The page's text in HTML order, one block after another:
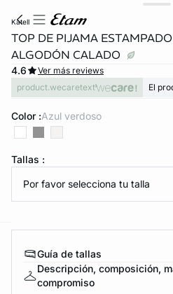
ahora
katell
TOP DE PIJAMA
ALGODÓN CALADO
4.6
Ver más reviews
product.wecaretext
El
Color : azul verdoso
Tallas :
Por favor selecciona tu talla
Guía de tallas
Descripción, composición,
compromiso